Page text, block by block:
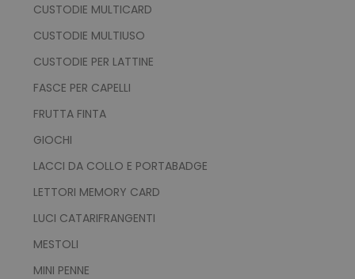
CUSTODIE MULTICARD
CUSTODIE MULTIUSO
CUSTODIE PER LATTINE
FASCE PER CAPELLI
FRUTTA FINTA
GIOCHI
LACCI DA COLLO E PORTABADGE
LETTORI MEMORY CARD
LUCI CATARIFRANGENTI
MESTOLI
MINI PENNE